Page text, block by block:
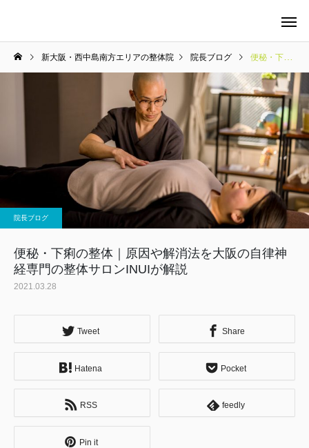
当院の料金について 整体
新大阪・西中島南方エリアの整体院 院長ブログ 便秘・下痢の整体｜原因や解消法を大阪の自律神経専門の整体サロンINUIが解説
院長ブログ
便秘・下痢の整体｜原因や解消法を大阪の自律神
経専門の整体サロンINUIが解説
2021.03.28
Tweet Share
Hatena Pocket
RSS feedly
Pin it